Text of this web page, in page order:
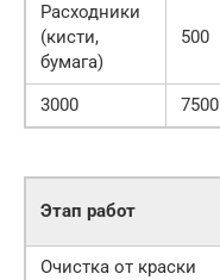
Расходники
(кисти,
бумага)
500
3000 7500
Этап работ
Очистка от краски